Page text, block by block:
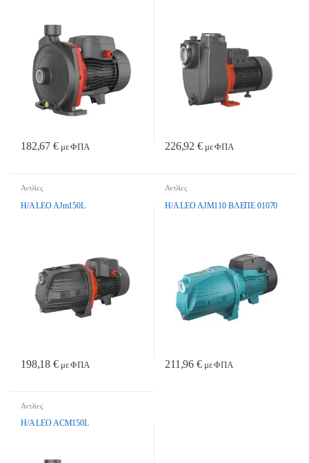
182,67€με ΦΠΑ 226,92€με ΦΠΑ
Αντλίες
H/A LEO AJm150L
198,18€με ΦΠΑ
Αντλίες
H/A LEO AJM110 ΒΛΕΠΕ 01070
211,96€με ΦΠΑ
Αντλίες
H/A LEO ACM150L